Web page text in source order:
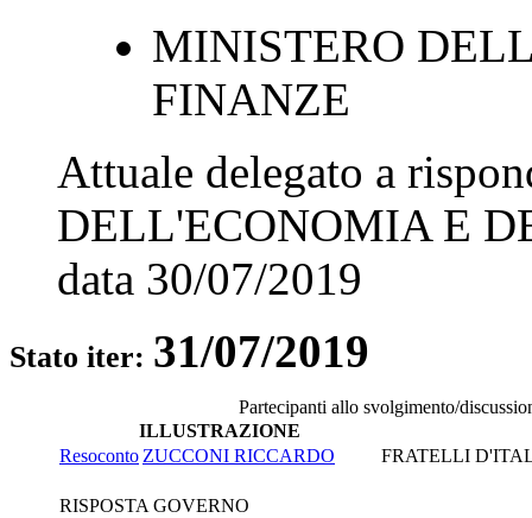
MINISTERO
FINANZE
Attuale delegato a
DELL'ECONOMIA E
data 30/07/2019
Stato iter: 31/07/2019
Partecipanti allo svolgimento/
ILLUSTRAZIONE
Resoconto ZUCCONI RICCARDO FRATELLI
RISPOSTA GOVERNO